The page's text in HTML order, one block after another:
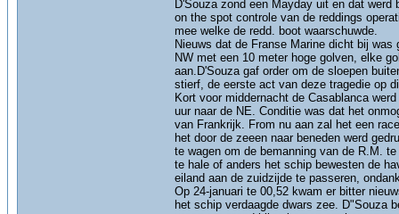
D'Souza zond een Mayday uit en dat
on the spot controle van de reddings
mee welke de redd. boot waarschuwde.
Nieuws dat de Franse Marine dicht bij
NW met een 10 meter hoge golven, elke
aan.D'Souza gaf order om de sloepen
stierf, de eerste act van deze tragedie op
Kort voor middernacht de Casablanca
uur naar de NE. Conditie was dat het
van Frankrijk. From nu aan zal het een
het door de zeeen naar beneden werd
te wagen om de bemanning van de R.M.
te hale of anders het schip bewesten de
eiland aan de zuidzijde te passeren,
Op 24-januari te 00,52 kwam er bitter
het schip verdaagde dwars zee. D"Souza